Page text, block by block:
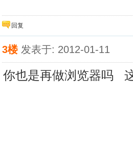
回复
3楼 发表于: 2012-01-11
你也是再做浏览器吗